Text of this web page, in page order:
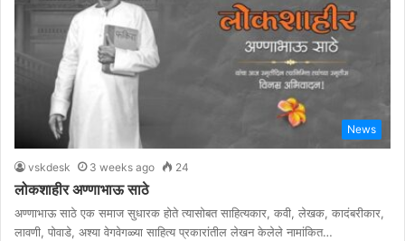
News
vskdesk 3 weeks ago 24
लोकशाहीर अण्णाभाऊ साठे
अण्णाभाऊ साठे एक समाज सुधारक होते त्यासोबत साहित्यकार, कवी, लेखक, कादंबरीकार,
लावणी, पोवाडे, अश्या वेगवेगळ्या साहित्य प्रकारांतील लेखन केलेले नामांकित…